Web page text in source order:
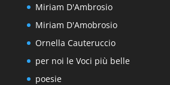
Miriam D'Ambrosio
Miriam D'Amobrosio
Ornella Cauteruccio
per noi le Voci più belle
poesie